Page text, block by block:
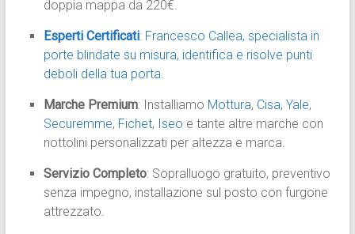
doppia mappa da 220€.
Esperti Certificati: Francesco Callea, specialista in
porte blindate su misura, identifica e risolve punti
deboli della tua porta.
Marche Premium: Installiamo Mottura, Cisa, Yale,
Securemme, Fichet, Iseo e tante altre marche con
nottolini personalizzati per altezza e marca.
Servizio Completo: Sopralluogo gratuito, preventivo
senza impegno, installazione sul posto con furgone
attrezzato.